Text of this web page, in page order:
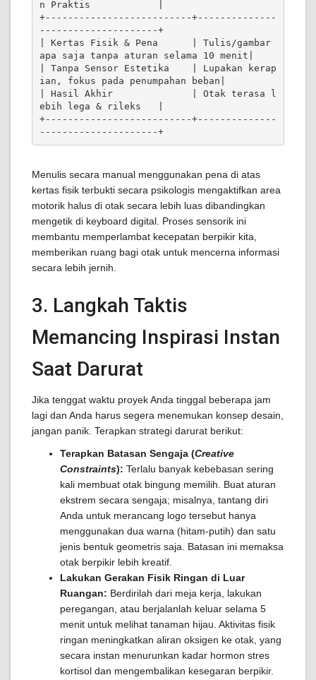
n Praktis            |
+--------------------------+--------------
---------------------+
| Kertas Fisik & Pena      | Tulis/gambar
apa saja tanpa aturan selama 10 menit|
| Tanpa Sensor Estetika    | Lupakan kerap
ian, fokus pada penumpahan beban|
| Hasil Akhir              | Otak terasa l
ebih lega & rileks   |
+--------------------------+--------------
---------------------+
Menulis secara manual menggunakan pena di atas
kertas fisik terbukti secara psikologis mengaktifkan area
motorik halus di otak secara lebih luas dibandingkan
mengetik di keyboard digital. Proses sensorik ini
membantu memperlambat kecepatan berpikir kita,
memberikan ruang bagi otak untuk mencerna informasi
secara lebih jernih.
3. Langkah Taktis
Memancing Inspirasi Instan
Saat Darurat
Jika tenggat waktu proyek Anda tinggal beberapa jam
lagi dan Anda harus segera menemukan konsep desain,
jangan panik. Terapkan strategi darurat berikut:
Terapkan Batasan Sengaja (Creative
Constraints): Terlalu banyak kebebasan sering
kali membuat otak bingung memilih. Buat aturan
ekstrem secara sengaja; misalnya, tantang diri
Anda untuk merancang logo tersebut hanya
menggunakan dua warna (hitam-putih) dan satu
jenis bentuk geometris saja. Batasan ini memaksa
otak berpikir lebih kreatif.
Lakukan Gerakan Fisik Ringan di Luar
Ruangan: Berdirilah dari meja kerja, lakukan
peregangan, atau berjalanlah keluar selama 5
menit untuk melihat tanaman hijau. Aktivitas fisik
ringan meningkatkan aliran oksigen ke otak, yang
secara instan menurunkan kadar hormon stres
kortisol dan mengembalikan kesegaran berpikir.